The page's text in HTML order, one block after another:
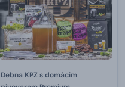
Debna KPZ s domácim